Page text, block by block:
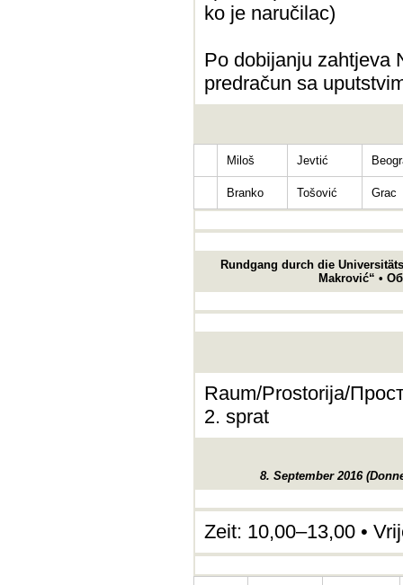
ko je naručilac)
Po dobijanju zahtjeva
predračun sa
Miloš Jevtić
Branko Tošović Grac
Rundgang durch die
Makrović“ •
Raum/Prostorija/
2. sprat
8. September 2016
Zeit: 10,00–13,00 •